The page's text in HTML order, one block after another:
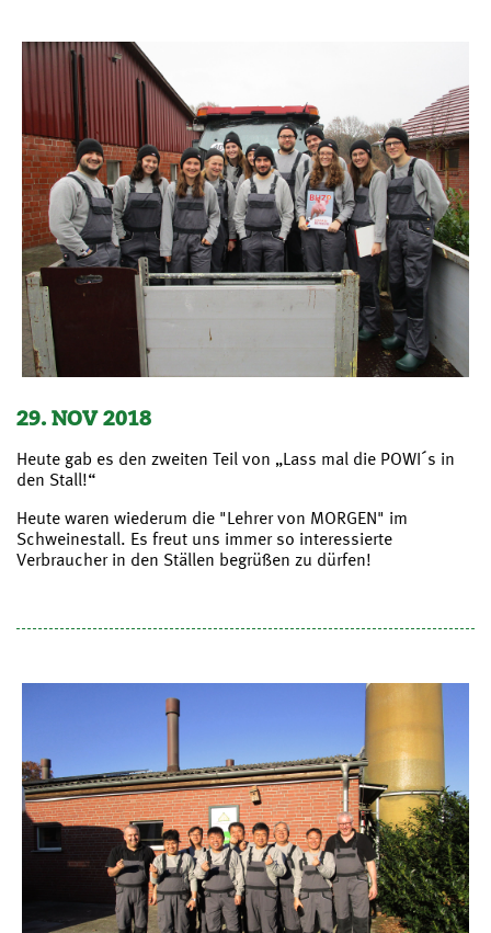
29. NOV 2018
Heute gab es den zweiten Teil von „Lass mal die POWI´s in
den Stall!“
Heute waren wiederum die "Lehrer von MORGEN" im
Schweinestall. Es freut uns immer so interessierte
Verbraucher in den Ställen begrüßen zu dürfen!